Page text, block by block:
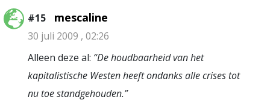
#15 mescaline
30 juli 2009 , 02:26
Alleen deze al: “De houdbaarheid van het
kapitalistische Westen heeft ondanks alle crises tot
nu toe standgehouden.”